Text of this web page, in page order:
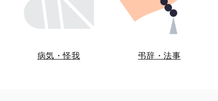
病気・怪我 弔辞・法事